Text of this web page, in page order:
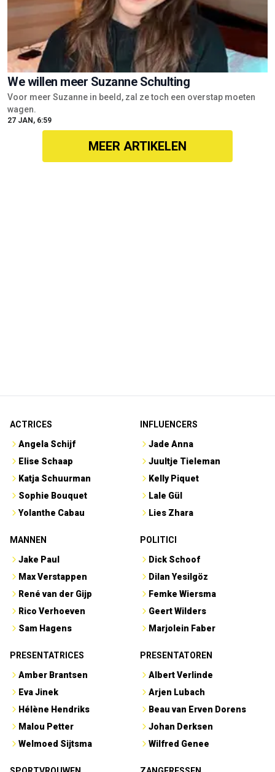
We willen meer Suzanne Schulting
Voor meer Suzanne in beeld, zal ze toch een overstap moeten
wagen.
27 JAN, 6:59
MEER ARTIKELEN
ACTRICES
Angela Schijf
Elise Schaap
Katja Schuurman
Sophie Bouquet
Yolanthe Cabau
INFLUENCERS
Jade Anna
Juultje Tieleman
Kelly Piquet
Lale Gül
Lies Zhara
MANNEN
Jake Paul
Max Verstappen
René van der Gijp
Rico Verhoeven
Sam Hagens
POLITICI
Dick Schoof
Dilan Yesilgöz
Femke Wiersma
Geert Wilders
Marjolein Faber
PRESENTATRICES
Amber Brantsen
Eva Jinek
Hélène Hendriks
Malou Petter
Welmoed Sijtsma
PRESENTATOREN
Albert Verlinde
Arjen Lubach
Beau van Erven Dorens
Johan Derksen
Wilfred Genee